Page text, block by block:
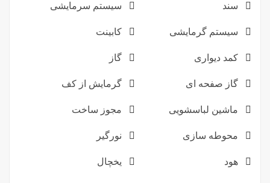
سند سیستم سرمایشی
سیستم گرمایشی کابینت
کمد دیواری گاز
گاز صفحه ای گرمایش از کف
ماشین لباسشویی مجوز ساخت
محوطه سازی نورگیر
هود یخچال